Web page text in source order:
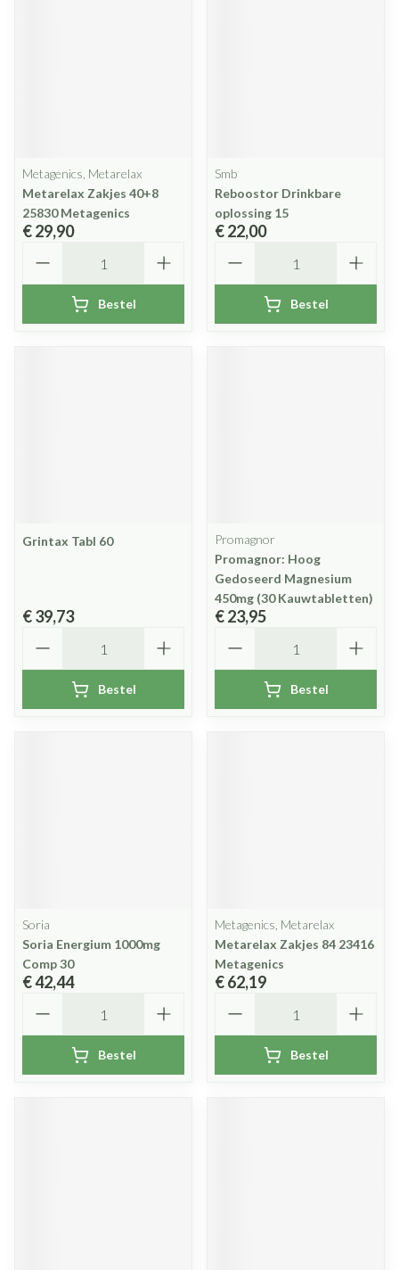
Metagenics, Metarelax
Metarelax Zakjes 40+8
25830 Metagenics
€ 29,90
Bestel
Smb
Reboostor Drinkbare
oplossing 15
€ 22,00
Bestel
Grintax Tabl 60
€ 39,73
Bestel
Promagnor
Promagnor: Hoog
Gedoseerd Magnesium
450mg (30 Kauwtabletten)
€ 23,95
Bestel
Soria
Soria Energium 1000mg
Comp 30
€ 42,44
Bestel
Metagenics, Metarelax
Metarelax Zakjes 84 23416
Metagenics
€ 62,19
Bestel